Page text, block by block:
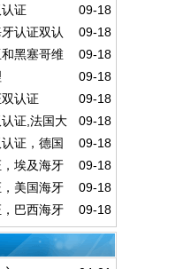
09-18
证
09-18
认证双认
09-18
黑塞哥维
证
09-18
09-18
认证
09-18
证,法国大
证
09-18
证，德国
09-18
埃及海牙
09-18
美国海牙
09-18
巴西海牙